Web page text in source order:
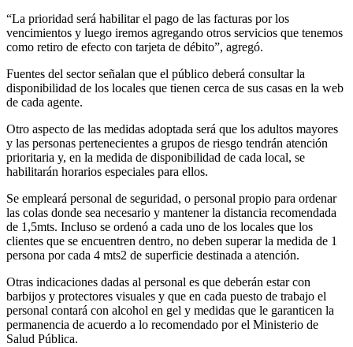
“La prioridad será habilitar el pago de las facturas por los
vencimientos y luego iremos agregando otros servicios que tenemos
como retiro de efecto con tarjeta de débito”, agregó.
Fuentes del sector señalan que el público deberá consultar la
disponibilidad de los locales que tienen cerca de sus casas en la web
de cada agente.
Otro aspecto de las medidas adoptada será que los adultos mayores
y las personas pertenecientes a grupos de riesgo tendrán atención
prioritaria y, en la medida de disponibilidad de cada local, se
habilitarán horarios especiales para ellos.
Se empleará personal de seguridad, o personal propio para ordenar
las colas donde sea necesario y mantener la distancia recomendada
de 1,5mts. Incluso se ordenó a cada uno de los locales que los
clientes que se encuentren dentro, no deben superar la medida de 1
persona por cada 4 mts2 de superficie destinada a atención.
Otras indicaciones dadas al personal es que deberán estar con
barbijos y protectores visuales y que en cada puesto de trabajo el
personal contará con alcohol en gel y medidas que le garanticen la
permanencia de acuerdo a lo recomendado por el Ministerio de
Salud Pública.